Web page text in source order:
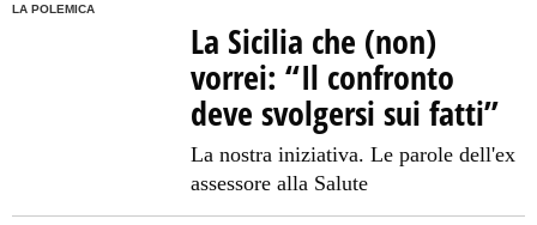
LA POLEMICA
La Sicilia che (non)
vorrei: “Il confronto
deve svolgersi sui fatti”
La nostra iniziativa. Le parole dell'ex
assessore alla Salute